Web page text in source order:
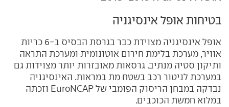
בטיחות אופל אינסיגניה
אופל אינסיגניה מצוידת כבר בגרסת הבסיס ב-6 כריות
אוויר, מערכת בלימת חירום אוטונומית ומערכת התראה
ותיקון סטיה מנתיב. גרסאות מאובזרות יותר מצוידות גם
במערכת לניטור רכב בשטח מת במראות. האינסיגניה
נבדקה במבחן הריסוק הפומבי שלEuroNCAP וזכתה
במלוא חמשת הכוכבים.